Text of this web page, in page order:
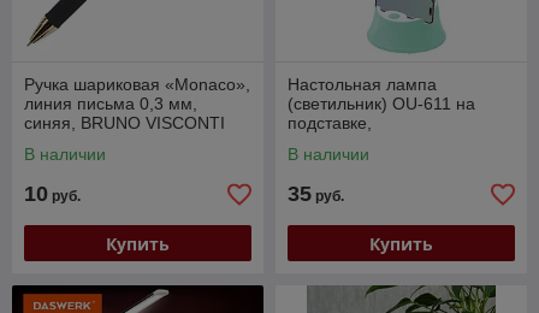
Ручка шариковая «Monaco»,
линия письма 0,3 мм,
синяя, BRUNO VISCONTI
В наличии
10 руб.
Купить
Настольная лампа
(светильник) OU-611 на
подставке,
BUNNY», 5 Вт, зеленый,
В наличии
35 руб.
Купить